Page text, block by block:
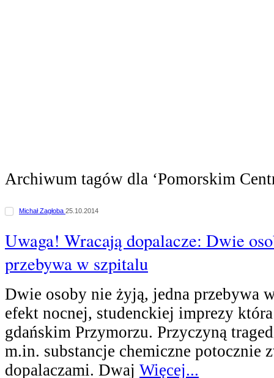
Archiwum tagów dla ‘Pomorskim
Michał Zagłoba 25.10.2014
Uwaga! Wracają dopalacze: Dwie
przebywa w szpitalu
Dwie osoby nie żyją, jedna przebywa
efekt nocnej, studenckiej imprezy która
gdańskim Przymorzu. Przyczyną
m.in. substancje chemiczne potocznie
dopalaczami. Dwaj Więcej...